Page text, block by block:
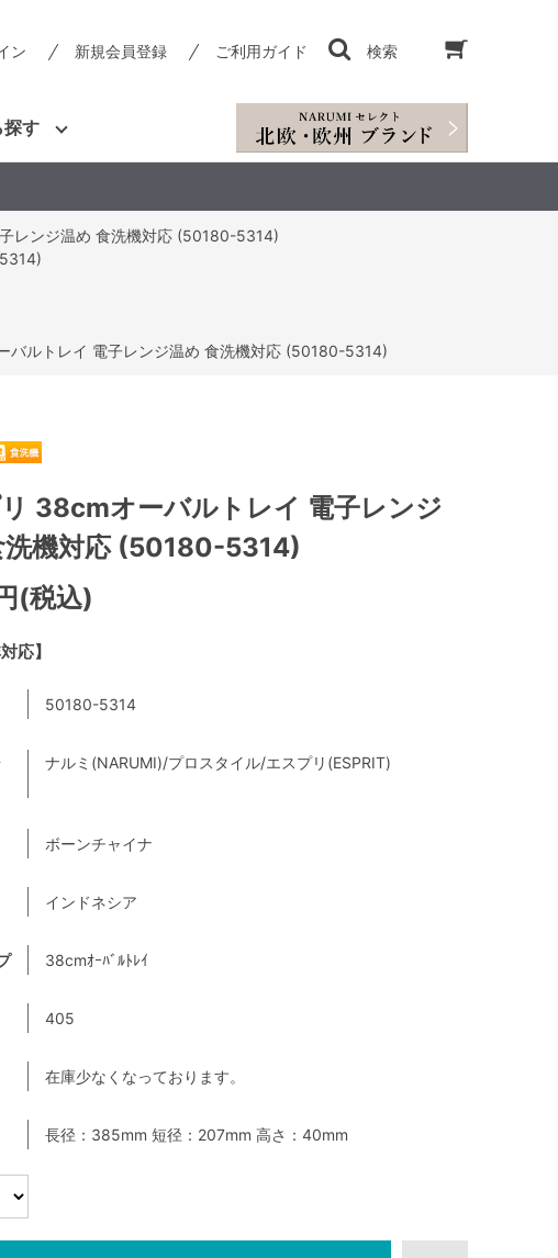
ン 新規会員登録 ご利用ガイド 検索
探す
レンジ温め 食洗機対応 (50180-5314)
バルトレイ 電子レンジ温め 食洗機対応 (50180-5314)
応】
38cmオーバルトレイ 電子レンジ
洗機対応 (50180-5314)
(税込)
50180-5314
ナルミ(NARUMI)/プロスタイル/エスプリ(ESPRIT)
ボーンチャイナ
インドネシア
38cmｵｰﾊﾞﾙﾄﾚｲ
405
在庫少なくなっております。
長径：385mm 短径：207mm 高さ：40mm